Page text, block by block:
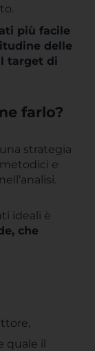
più facile
delle
target di
farlo?
strategia
e
ideali è
che
quale il